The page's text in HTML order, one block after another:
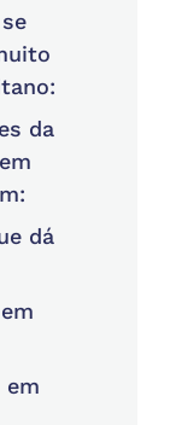
da
dá
em